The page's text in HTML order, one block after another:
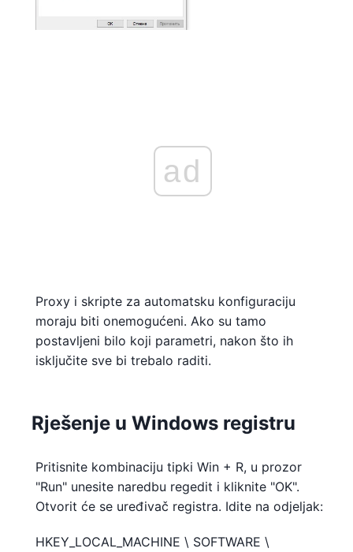
ad
Proxy i skripte za automatsku konfiguraciju
moraju biti onemogućeni. Ako su tamo
postavljeni bilo koji parametri, nakon što ih
isključite sve bi trebalo raditi.
Rješenje u Windows registru
Pritisnite kombinaciju tipki Win + R, u prozor
"Run" unesite naredbu regedit i kliknite "OK".
Otvorit će se uređivač registra. Idite na odjeljak:
HKEY_LOCAL_MACHINE \ SOFTWARE \